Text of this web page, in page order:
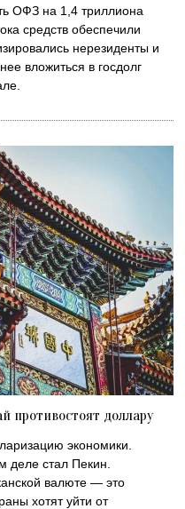
ОФЗ на 1,4 триллиона
средств обеспечили
нерезиденты и
вложиться в госдолг
противостоят доллару
экономики.
деле стал Пекин.
валюте — это
хотят уйти от